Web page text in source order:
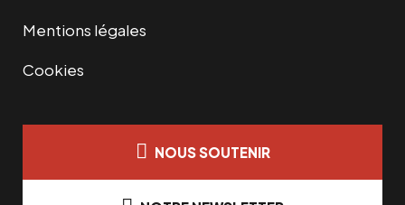
Mentions légales
Cookies
NOUS SOUTENIR